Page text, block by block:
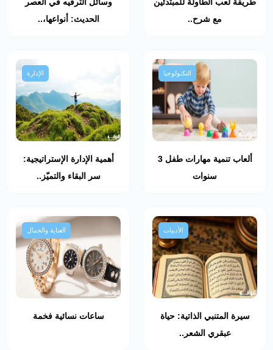
مع شرح..
الحديث: أنواعها،..
التكنولوجيا
ألعاب تنمية مهارات طفل 3
سنوات
الإدارة
أهمية الإدارة الإستراتيجية:
سر البقاء والتميّز..
الأدبيات
سيرة المتنبي الذاتية: حياة
عبقري الشعر..
العناية والجمال
ساعات نسائية فخمة